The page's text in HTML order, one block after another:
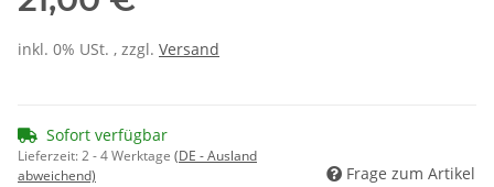
inkl. 0% USt. , zzgl. Versand
Sofort verfügbar
Lieferzeit:2 - 4 Werktage (DE - Ausland
abweichend)
Frage zum Artikel